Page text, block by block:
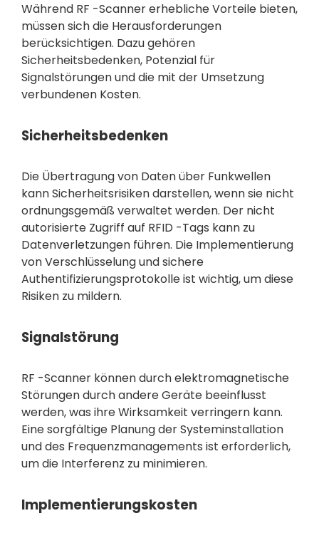
Während RF -Scanner erhebliche Vorteile bieten,
müssen sich die Herausforderungen
berücksichtigen. Dazu gehören
Sicherheitsbedenken, Potenzial für
Signalstörungen und die mit der Umsetzung
verbundenen Kosten.
Sicherheitsbedenken
Die Übertragung von Daten über Funkwellen
kann Sicherheitsrisiken darstellen, wenn sie nicht
ordnungsgemäß verwaltet werden. Der nicht
autorisierte Zugriff auf RFID -Tags kann zu
Datenverletzungen führen. Die Implementierung
von Verschlüsselung und sichere
Authentifizierungsprotokolle ist wichtig, um diese
Risiken zu mildern.
Signalstörung
RF -Scanner können durch elektromagnetische
Störungen durch andere Geräte beeinflusst
werden, was ihre Wirksamkeit verringern kann.
Eine sorgfältige Planung der Systeminstallation
und des Frequenzmanagements ist erforderlich,
um die Interferenz zu minimieren.
Implementierungskosten